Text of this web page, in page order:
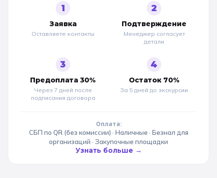
1
Заявка
Оставляете контакты
2
Подтверждение
Менеджер согласует
детали
3
Предоплата 30%
Через 7 дней после
подписания договора
4
Остаток 70%
За 5 дней до экскурсии
Оплата:
СБП по QR (без комиссии) · Наличные · Безнал для
организаций · Закупочные площадки
Узнать больше →